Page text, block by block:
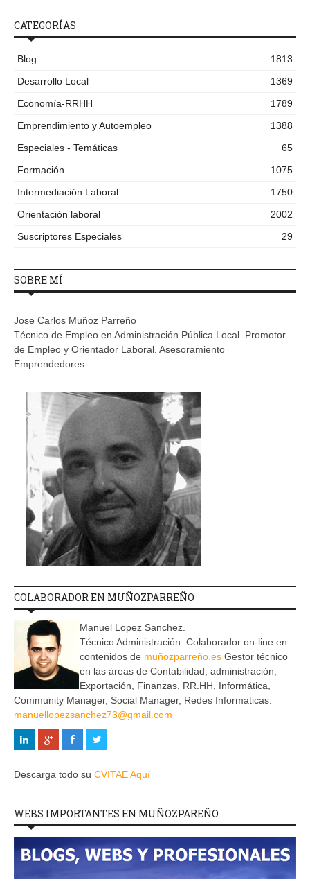
CATEGORÍAS
Blog
1813
Desarrollo Local
1369
Economía-RRHH
1789
Emprendimiento y Autoempleo
1388
Especiales - Temáticas
65
Formación
1075
Intermediación Laboral
1750
Orientación laboral
2002
Suscriptores Especiales
29
SOBRE MÍ
Jose Carlos Muñoz Parreño
Técnico de Empleo en Administración Pública Local. Promotor
de Empleo y Orientador Laboral. Asesoramiento
Emprendedores
COLABORADOR EN MUÑOZPARREÑO
Manuel Lopez Sanchez.
Técnico Administración. Colaborador on-line en
contenidos de muñozparreño.es Gestor técnico
en las áreas de Contabilidad, administración,
Exportación, Finanzas, RR.HH, Informática,
Community Manager, Social Manager, Redes Informaticas.
manuellopezsanchez73@gmail.com
Descarga todo su CVITAE Aquí
WEBS IMPORTANTES EN MUÑOZPAREÑO